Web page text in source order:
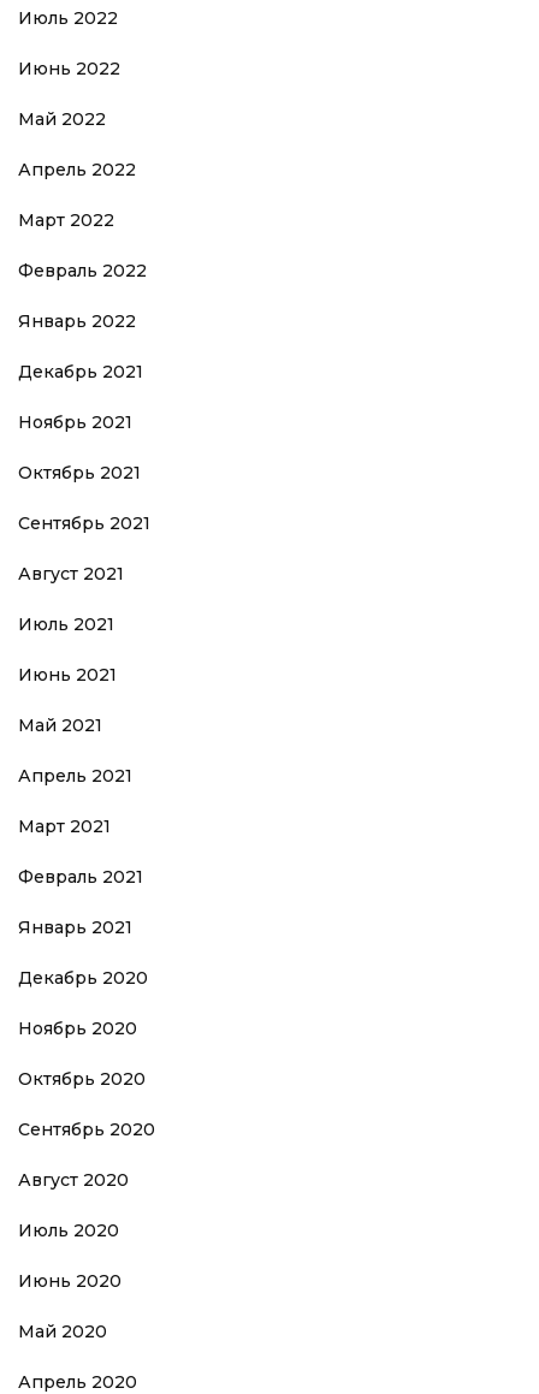
Июль 2022
Июнь 2022
Май 2022
Апрель 2022
Март 2022
Февраль 2022
Январь 2022
Декабрь 2021
Ноябрь 2021
Октябрь 2021
Сентябрь 2021
Август 2021
Июль 2021
Июнь 2021
Май 2021
Апрель 2021
Март 2021
Февраль 2021
Январь 2021
Декабрь 2020
Ноябрь 2020
Октябрь 2020
Сентябрь 2020
Август 2020
Июль 2020
Июнь 2020
Май 2020
Апрель 2020